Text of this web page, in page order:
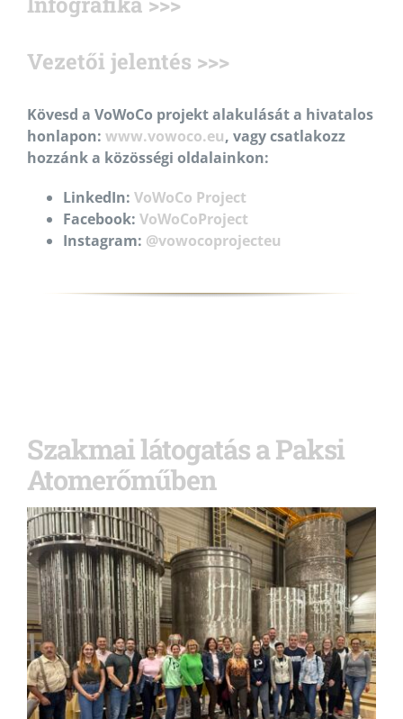
Vezetői jelentés >>>
Kövesd a VoWoCo projekt alakulását a hivatalos
honlapon: www.vowoco.eu, vagy csatlakozz
hozzánk a közösségi oldalainkon:
LinkedIn: VoWoCo Project
Facebook: VoWoCoProject
Instagram: @vowocoprojecteu
Szakmai látogatás a Paksi
Atomerőműben